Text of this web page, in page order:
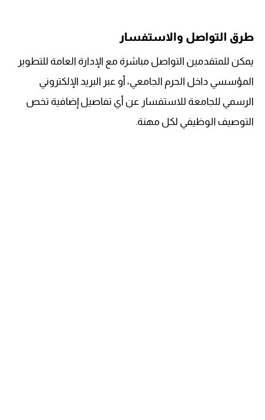
طرق التواصل والاستفسار
يمكن للمتقدمين التواصل مباشرة مع الإدارة العامة للتطوير
المؤسسي داخل الحرم الجامعي، أو عبر البريد الإلكتروني
الرسمي للجامعة للاستفسار عن أي تفاصيل إضافية تخص
التوصيف الوظيفي لكل مهنة.